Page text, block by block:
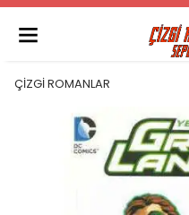
ÇİZGİ ROMANLAR